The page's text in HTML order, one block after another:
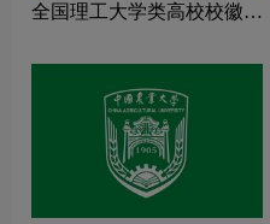
全国理工大学类高校校徽设